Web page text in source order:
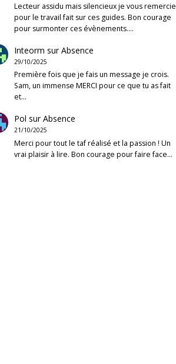
Lecteur assidu mais silencieux je vous remercie
pour le travail fait sur ces guides. Bon courage
pour surmonter ces évènements.…
Inteorm surAbsence
29/10/2025
Première fois que je fais un message je crois.
Sam, un immense MERCI pour ce que tu as fait
et…
Pol surAbsence
21/10/2025
Merci pour tout le taf réalisé et la passion ! Un
vrai plaisir à lire. Bon courage pour faire face…